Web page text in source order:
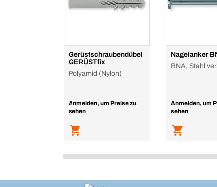
Gerüstschraubendübel
GERÜSTfix
Polyamid (Nylon)
Anmelden, um Preise zu
sehen
Nagelanker
BNA, Stahl
Anmelden, um
sehen